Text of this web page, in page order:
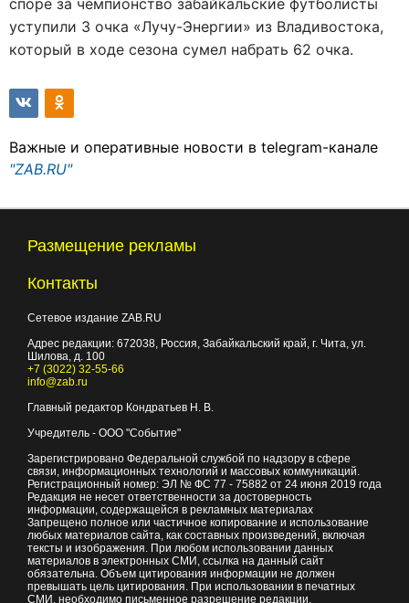
споре за чемпионство забайкальские футболисты
уступили 3 очка «Лучу-Энергии» из Владивостока,
который в ходе сезона сумел набрать 62 очка.
Важные и оперативные новости в telegram-канале
"ZAB.RU"
Размещение рекламы
Контакты
Сетевое издание ZAB.RU
Адрес редакции: 672038, Россия, Забайкальский край, г. Чита, ул.
Шилова, д. 100
+7 (3022) 32-55-66
info@zab.ru
Главный редактор Кондратьев Н. В.
Учредитель - ООО "Событие"
Зарегистрировано Федеральной службой по надзору в сфере
связи, информационных технологий и массовых коммуникаций.
Регистрационный номер: ЭЛ № ФС 77 - 75882 от 24 июня 2019 года
Редакция не несет ответственности за достоверность
информации, содержащейся в рекламных материалах
Запрещено полное или частичное копирование и использование
любых материалов сайта, как составных произведений, включая
тексты и изображения. При любом использовании данных
материалов в электронных СМИ, ссылка на данный сайт
обязательна. Объем цитирования информации не должен
превышать цель цитирования. При использовании в печатных
СМИ, необходимо письменное разрешение редакции.